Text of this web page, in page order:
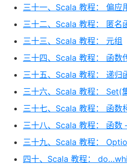
三十一、Scala 教程： 偏应
三十二、Scala 教程： 匿名
三十三、Scala 教程： 元组
三十四、Scala 教程： 函
三十五、Scala 教程： 递归
三十六、Scala 教程： Set(
三十七、Scala 教程： 函数
三十八、Scala 教程： 函数
三十九、Scala 教程：
四十、Scala 教程：